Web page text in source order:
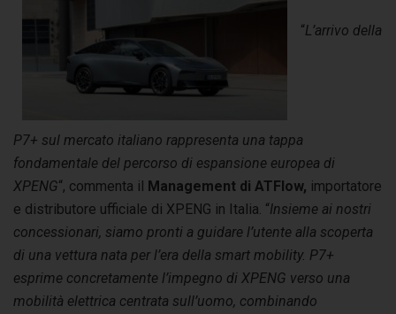
“L’arrivo della
P7+ sul mercato italiano rappresenta una tappa
fondamentale del percorso di espansione europea di
XPENG“, commenta il Management di ATFlow, importatore
e distributore ufficiale di XPENG in Italia. “Insieme ai nostri
concessionari, siamo pronti a guidare l’utente alla scoperta
di una vettura nata per l’era della smart mobility. P7+
esprime concretamente l’impegno di XPENG verso una
mobilità elettrica centrata sull’uomo, combinando